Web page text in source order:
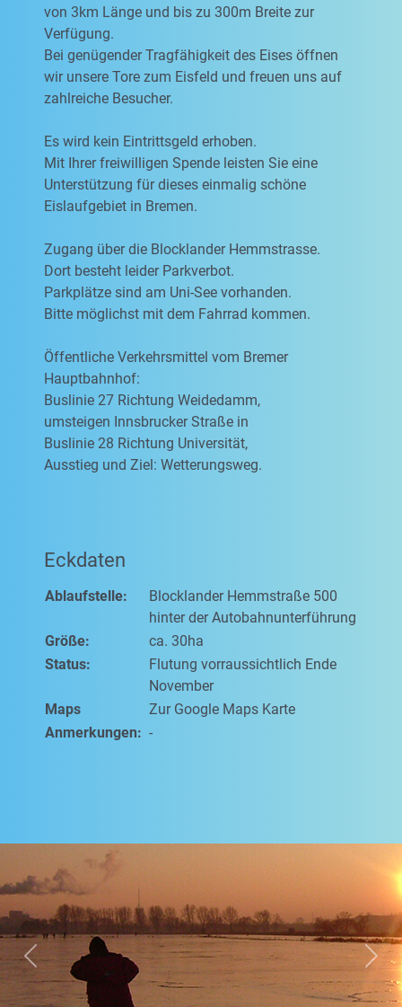
Previous Next
von 3km Länge und bis zu 300m Breite zur
Verfügung.
Bei genügender Tragfähigkeit des Eises öffnen
wir unsere Tore zum Eisfeld und freuen uns auf
zahlreiche Besucher.
Es wird kein Eintrittsgeld erhoben.
Mit Ihrer freiwilligen Spende leisten Sie eine
Unterstützung für dieses einmalig schöne
Eislaufgebiet in Bremen.
Zugang über die Blocklander Hemmstrasse.
Dort besteht leider Parkverbot.
Parkplätze sind am Uni-See vorhanden.
Bitte möglichst mit dem Fahrrad kommen.
Öffentliche Verkehrsmittel vom Bremer
Hauptbahnhof:
Buslinie 27 Richtung Weidedamm,
umsteigen Innsbrucker Straße in
Buslinie 28 Richtung Universität,
Ausstieg und Ziel: Wetterungsweg.
Eckdaten
Ablaufstelle:
Blocklander Hemmstraße 500
hinter der Autobahnunterführung
Größe:
ca. 30ha
Status:
Flutung vorraussichtlich Ende
November
Maps
Zur Google Maps Karte
Anmerkungen: -